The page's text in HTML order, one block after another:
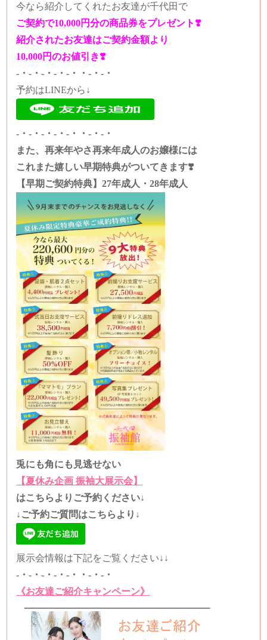
今なら紹介してくれたお友達が千代田で
ご契約で10,000円分の商品券をプレゼント❣️
紹介されたお友達はご契約金額より
10,000円のお値引き❣️
-・-・-・-・-・・-・-・
予約はLINEから↓
-・-・-・-・-・・-・-・
また、再来年やさ再来年成人のお嬢様には
これまた嬉しい早期特典がついてきます❣️
【早期ご契約特典】27年成人・28年成人
兎にも角にも見逃せない
【夏休み企画 振袖大展示会】
はこちらよりご予約ください↓
↓ご予約ご質問はこちらより↓
展示会情報は下記をご覧ください↓↓
-・-・-・-・-・・-・-・
《お友達ご紹介キャンペーン》